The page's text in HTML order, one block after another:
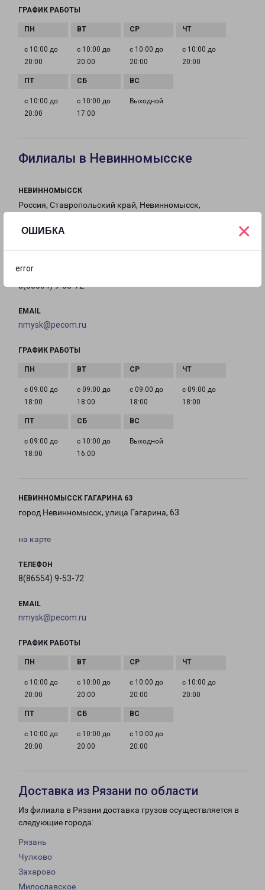
ОШИБКА
error
×
ГРАФИК РАБОТЫ
с 10:00 до
20:00
с 10:00 до
20:00
с 10:00 до
20:00
с 10:00 до
20:00
с 10:00 до
20:00
с 10:00 до
17:00
Выходной
Филиалы в Невинномысске
НЕВИННОМЫССК
Россия, Ставропольский край, Невинномысск,
ТЕЛЕФОН
8(86554) 9-53-72
EMAIL
nmysk@pecom.ru
ГРАФИК РАБОТЫ
с 09:00 до
18:00
с 09:00 до
18:00
с 09:00 до
18:00
с 09:00 до
18:00
с 09:00 до
18:00
с 10:00 до
16:00
Выходной
НЕВИННОМЫССК ГАГАРИНА 63
город Невинномысск, улица Гагарина, 63
на карте
ТЕЛЕФОН
8(86554) 9-53-72
EMAIL
nmysk@pecom.ru
ГРАФИК РАБОТЫ
с 10:00 до
20:00
с 10:00 до
20:00
с 10:00 до
20:00
с 10:00 до
20:00
с 10:00 до
20:00
с 10:00 до
20:00
с 10:00 до
20:00
Доставка из Рязани по области
Из филиала в Рязани доставка грузов осуществляется в
следующие города:
Рязань
Чулково
Захарово
Милославское